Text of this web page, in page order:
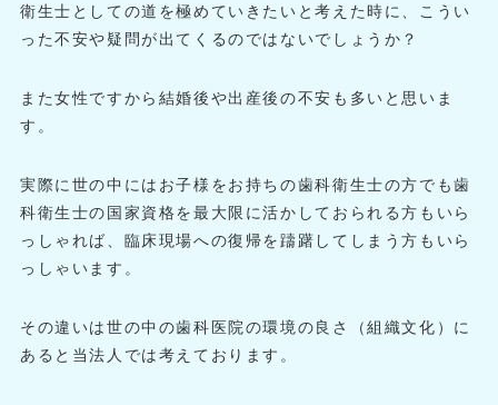
衛生士としての道を極めていきたいと考えた時に、こうい
った不安や疑問が出てくるのではないでしょうか？
また女性ですから結婚後や出産後の不安も多いと思いま
す。
実際に世の中にはお子様をお持ちの歯科衛生士の方でも歯
科衛生士の国家資格を最大限に活かしておられる方もいら
っしゃれば、臨床現場への復帰を躊躇してしまう方もいら
っしゃいます。
その違いは世の中の歯科医院の環境の良さ（組織文化）に
あると当法人では考えております。